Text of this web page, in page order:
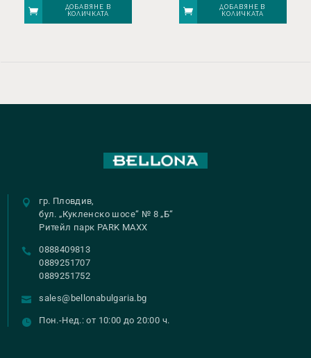
was:
€ 1864,00.
€ 1491,20.
ДОБАВЯНЕ В
КОЛИЧКАТА
ДОБАВЯНЕ В
КОЛИЧКАТА
гр. Пловдив,
бул. „Кукленско шосе“ № 8 „Б“
Ритейл парк PARK MAXX
0888409813
0889251707
0889251752
sales@bellonabulgaria.bg
Пон.-Нед.: от 10:00 до 20:00 ч.